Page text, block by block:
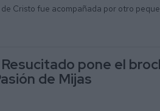
Cristo fue acompañada por otro
pone el
de Mijas